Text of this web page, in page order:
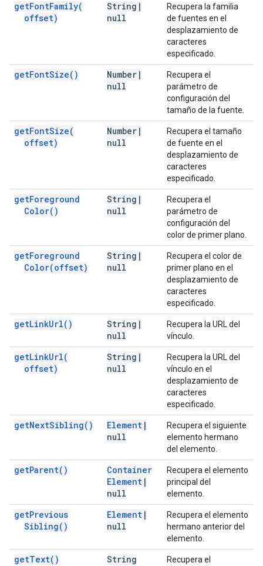
getFontFamily(
offset)
String |
null
Recupera la familia
de fuentes en el
desplazamiento de
caracteres
especificado.
getFontSize( ) Number |
null
Recupera el
parámetro de
configuración del
tamaño de la fuente.
getFontSize(
offset)
Number |
null
Recupera el tamaño
de fuente en el
desplazamiento de
caracteres
especificado.
getForeground
Color( )
String |
null
Recupera el
parámetro de
configuración del
color de primer plano.
getForeground
Color(offset)
String |
null
Recupera el color de
primer plano en el
desplazamiento de
caracteres
especificado.
getLinkUrl( ) String |
null
Recupera la URL del
vínculo.
getLinkUrl(
offset)
String |
null
Recupera la URL del
vínculo en el
desplazamiento de
caracteres
especificado.
getNextSibling( ) Element |
null
Recupera el siguiente
elemento hermano
del elemento.
getParent( )
Container
Element |
null
Recupera el elemento
principal del
elemento.
getPrevious
Sibling( )
Element |
null
Recupera el elemento
hermano anterior del
elemento.
getText( ) String Recupera el